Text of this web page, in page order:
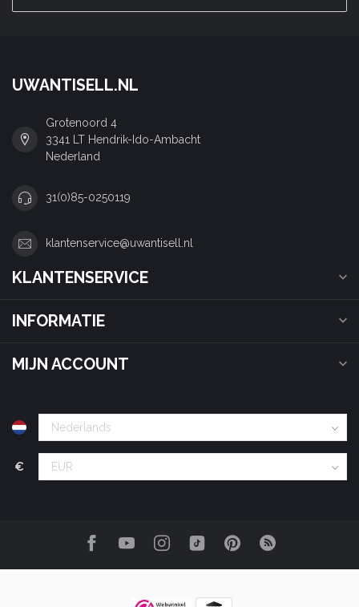
UWANTISELL.NL
Grotenoord 4
3341 LT Hendrik-Ido-Ambacht
Nederland
31(0)85-0250119
klantenservice@uwantisell.nl
KLANTENSERVICE
INFORMATIE
MIJN ACCOUNT
€